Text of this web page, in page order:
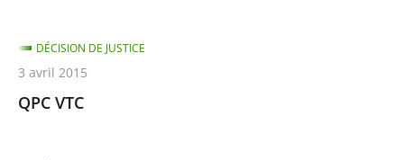
QPC VTC
DÉCISION DE JUSTICE
3 avril 2015